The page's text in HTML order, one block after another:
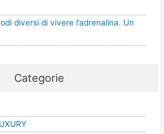
diversi di vivere l’adrenalina. Un
Categorie